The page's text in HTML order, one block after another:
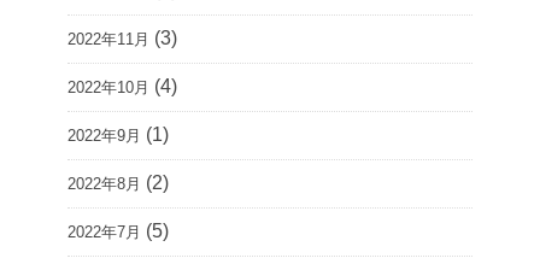
2022年11月 (3)
2022年10月 (4)
2022年9月 (1)
2022年8月 (2)
2022年7月 (5)